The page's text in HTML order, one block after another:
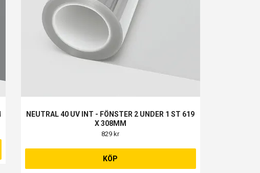
NEUTRAL 40 UV INT - FÖNSTER 2 UNDER 1 ST 619
X 308MM
829 kr
KÖP